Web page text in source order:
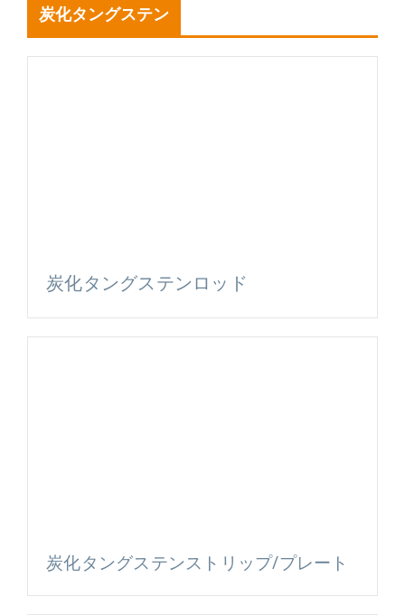
炭化タングステン
炭化タングステンロッド
炭化タングステンストリップ/プレート